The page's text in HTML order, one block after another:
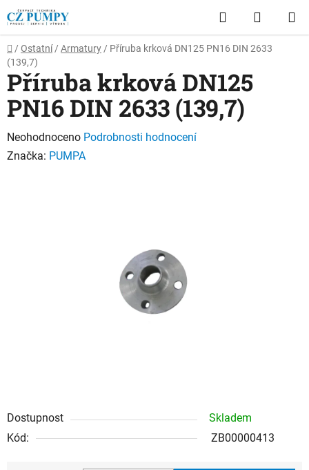
Přejít
na
obsah
Hledat
KOŠÍK
Domů
/ Ostatní / Armatury / Příruba krková DN125 PN16 DIN 2633
(139,7)
Dostupnost
Skladem
Kód:
ZB00000413
Příruba krková DN125
PN16 DIN 2633 (139,7)
Průměrné
hodnocení
Neohodnoceno Podrobnosti hodnocení
Značka: PUMPA